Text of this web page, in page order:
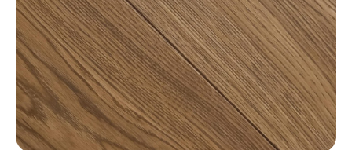
Соединение:
Обработка:
Длина:
Ширина:
Толщина: